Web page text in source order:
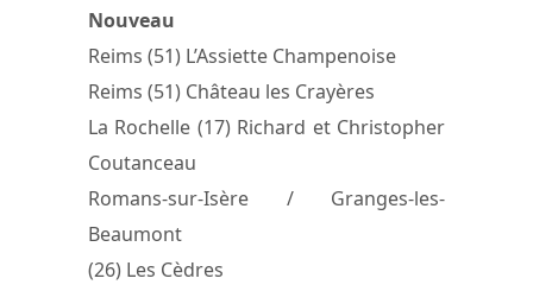
Nouveau
Reims (51) L’Assiette Champenoise
Reims (51) Château les Crayères
La Rochelle (17) Richard et Christopher
Coutanceau
Romans-sur-Isère / Granges-les-
Beaumont
(26) Les Cèdres